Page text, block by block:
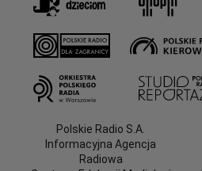
Polskie Radio S.A.
Informacyjna Agencja
Radiowa